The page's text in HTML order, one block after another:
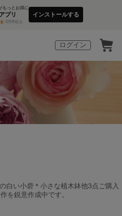
もっとお得に
プリ
3万件以上
インストールする
ログイン
白い小砦＊小さな植木鉢他3点ご購入
を鋭意作成中です。